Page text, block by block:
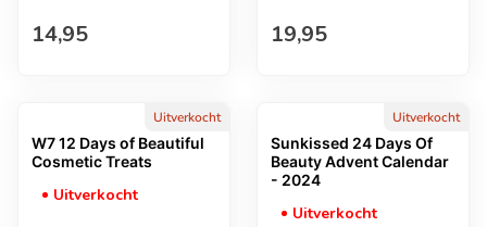
Normale prijs
14,95 Normale prijs
19,95
Uitverkocht
W7 12 Days of Beautiful
Cosmetic Treats
Uitverkocht
Uitverkocht
Sunkissed 24 Days Of
Beauty Advent Calendar
- 2024
Uitverkocht